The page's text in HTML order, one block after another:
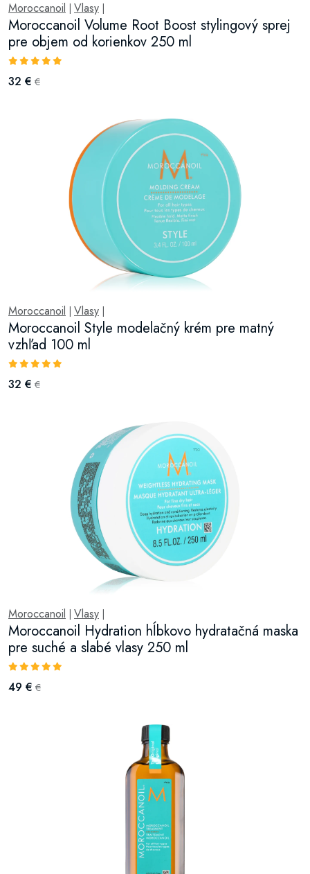
Moroccanoil Vlasy
Moroccanoil Volume Root Boost stylingový sprej
pre objem od korienkov 250 ml
32 € €
Moroccanoil Vlasy
Moroccanoil Style modelačný krém pre matný
vzhľad 100 ml
32 € €
Moroccanoil Vlasy
Moroccanoil Hydration hĺbkovo hydratačná maska
pre suché a slabé vlasy 250 ml
49 € €